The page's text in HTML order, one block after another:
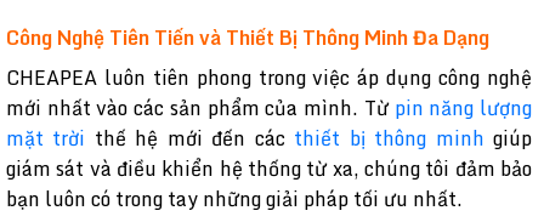
Công Nghệ Tiên Tiến và Thiết Bị Thông Minh Đa Dạng
CHEAPEA luôn tiên phong trong việc áp dụng công nghệ
mới nhất vào các sản phẩm của mình. Từpin năng lượng
mặt trời thế hệ mới đến các thiết bị thông minh giúp
giám sát và điều khiển hệ thống từ xa, chúng tôi đảm bảo
bạn luôn có trong tay những giải pháp tối ưu nhất.